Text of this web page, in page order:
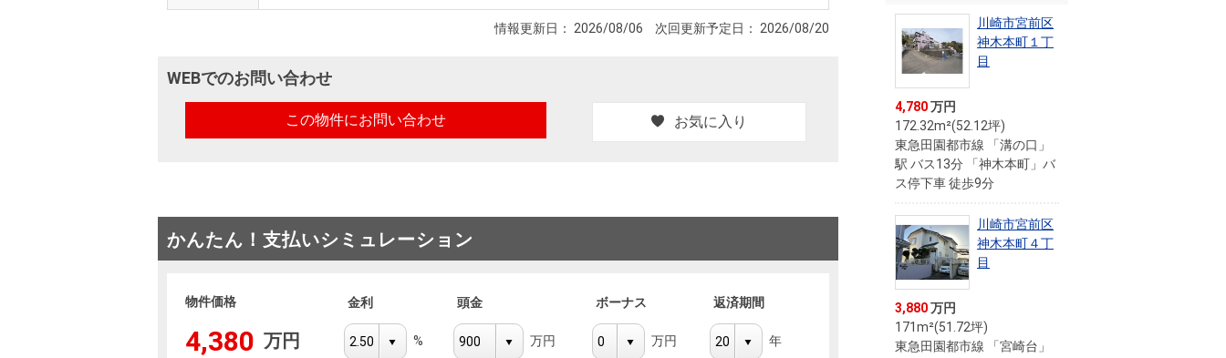
川崎市宮前区
神木本町１丁
目
4,780万円
172.32m²(52.12坪)
東急田園都市線 「溝の口」
駅 バス13分 「神木本町」バ
ス停下車 徒歩9分
川崎市宮前区
神木本町４丁
目
3,880万円
171m²(51.72坪)
東急田園都市線 「宮崎台」
情報更新日： 2026/08/06 次回更新予定日： 2026/08/20
WEBでのお問い合わせ
この物件にお問い合わせ お気に入り
かんたん！ 支払いシミュレーション
物件価格
4,380 万円
金利
%
頭金
万円
ボーナス
万円
返済期間
年